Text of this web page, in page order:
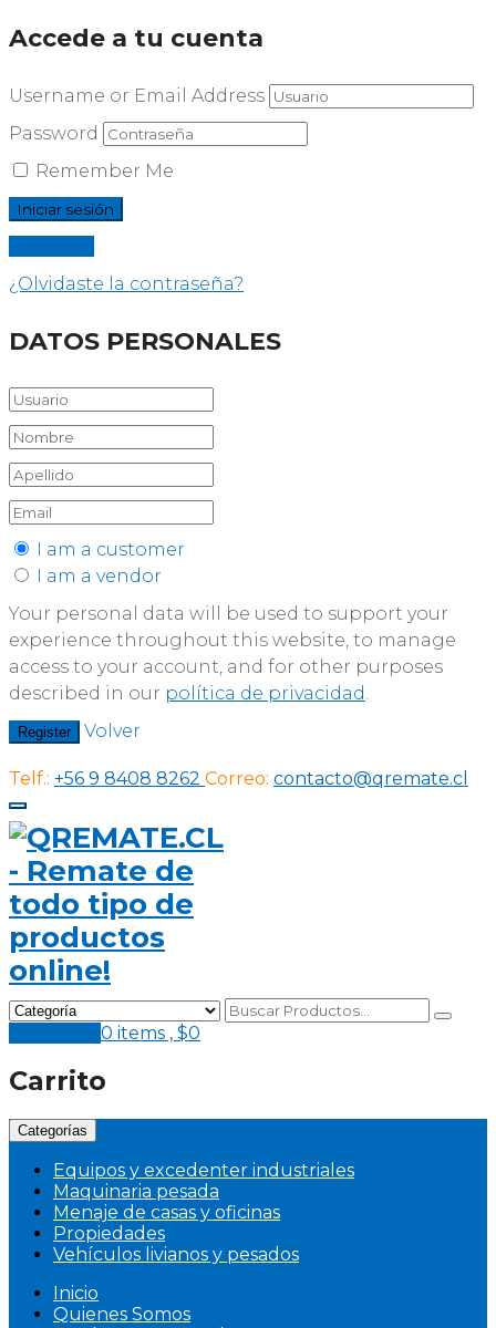
Accede a tu cuenta
Username or Email Address
Password
Remember Me
¿Olvidaste la contraseña?
DATOS PERSONALES
I am a customer
I am a vendor
Your personal data will be used to support your
experience throughout this website, to manage
access to your account, and for other purposes
described in our política de privacidad.
Register Volver
Telf.: +56 9 8408 8262 Correo: contacto@qremate.cl
0 items , $0
Carrito
Categorías
Equipos y excedenter industriales
Maquinaria pesada
Menaje de casas y oficinas
Propiedades
Vehículos livianos y pesados
Inicio
Quienes Somos